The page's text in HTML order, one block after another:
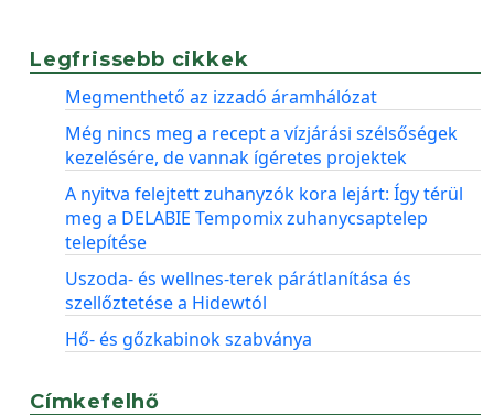
Legfrissebb cikkek
Megmenthető az izzadó áramhálózat
Még nincs meg a recept a vízjárási szélsőségek
kezelésére, de vannak ígéretes projektek
A nyitva felejtett zuhanyzók kora lejárt: Így térül
meg a DELABIE Tempomix zuhanycsaptelep
telepítése
Uszoda- és wellnes-terek párátlanítása és
szellőztetése a Hidewtól
Hő- és gőzkabinok szabványa
Címkefelhő